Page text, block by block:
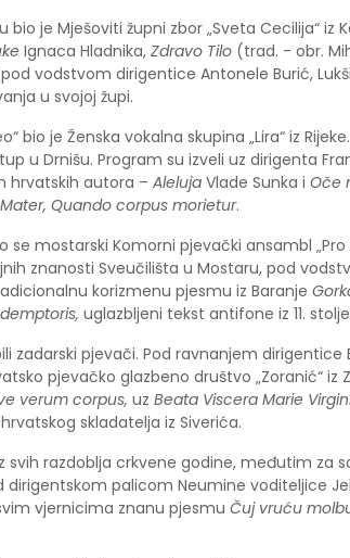
je Mješoviti župni zbor „Sveta Cecilija“ iz
Ignaca Hladnika, Zdravo Tilo (trad. - obr.
vodstvom dirigentice Antonele Burić,
u svojoj župi.
bio je Ženska vokalna skupina „Lira“ iz
u Drnišu. Program su izveli uz dirigenta
hrvatskih autora – Aleluja Vlade Sunka i Oče
Quando corpus morietur.
se mostarski Komorni pjevački ansambl
znanosti Sveučilišta u Mostaru, pod
korizmenu pjesmu iz Baranje
uglazbljeni tekst antifone iz 11.
zadarski pjevači. Pod ravnanjem dirigentice
pjevačko glazbeno društvo „Zoranić“ iz
verum corpus, uz Beata Viscera Marie
skladatelja iz Siverića.
svih razdoblja crkvene godine, međutim za
palicom Neumine voditeljice
vjernicima znanu pjesmu Čuj vruću